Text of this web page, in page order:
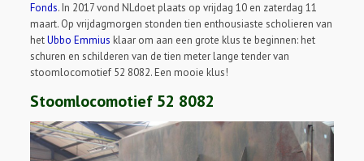
Fonds. In 2017 vond NLdoet plaats op vrijdag 10 en zaterdag 11
maart. Op vrijdagmorgen stonden tien enthousiaste scholieren van
hetUbbo Emmius klaar om aan een grote klus te beginnen: het
schuren en schilderen van de tien meter lange tender van
stoomlocomotief 52 8082. Een mooie klus!
Stoomlocomotief 52 8082